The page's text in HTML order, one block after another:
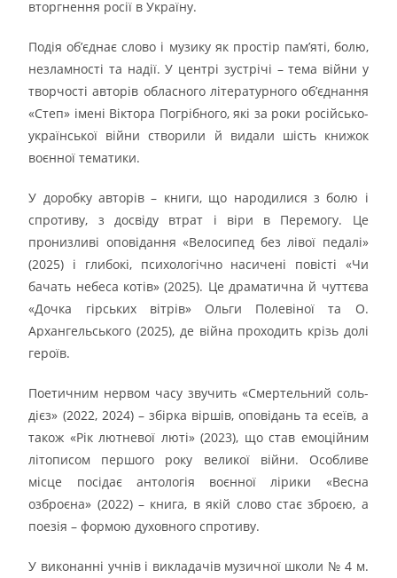
вторгнення росії в Україну.
Подія об’єднає слово і музику як простір пам’яті, болю,
незламності та надії. У центрі зустрічі – тема війни у
творчості авторів обласного літературного об’єднання
«Степ» імені Віктора Погрібного, які за роки російсько-
української війни створили й видали шість книжок
воєнної тематики.
У доробку авторів – книги, що народилися з болю і
спротиву, з досвіду втрат і віри в Перемогу. Це
пронизливі оповідання «Велосипед без лівої педалі»
(2025) і глибокі, психологічно насичені повісті «Чи
бачать небеса котів» (2025). Це драматична й чуттєва
«Дочка гірських вітрів» Ольги Полевіної та О.
Архангельського (2025), де війна проходить крізь долі
героїв.
Поетичним нервом часу звучить «Смертельний соль-
дієз» (2022, 2024) – збірка віршів, оповідань та есеїв, а
також «Рік лютневої люті» (2023), що став емоційним
літописом першого року великої війни. Особливе
місце посідає антологія воєнної лірики «Весна
озброєна» (2022) – книга, в якій слово стає зброєю, а
поезія – формою духовного спротиву.
У виконанні учнів і викладачів музичної школи № 4 м.